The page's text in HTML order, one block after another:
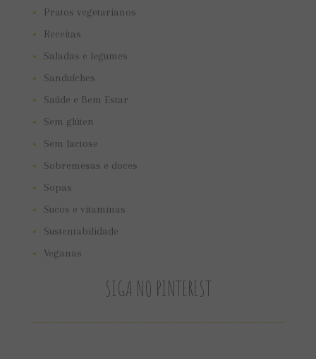
Pratos vegetarianos
Receitas
Saladas e legumes
Sanduíches
Saúde e Bem Estar
Sem glúten
Sem lactose
Sobremesas e doces
Sopas
Sucos e vitaminas
Sustentabilidade
Veganas
SIGA NO PINTEREST